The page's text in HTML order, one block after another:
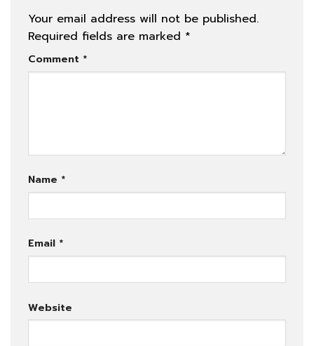
Your email address will not be published.
Required fields are marked *
Comment *
Name *
Email *
Website